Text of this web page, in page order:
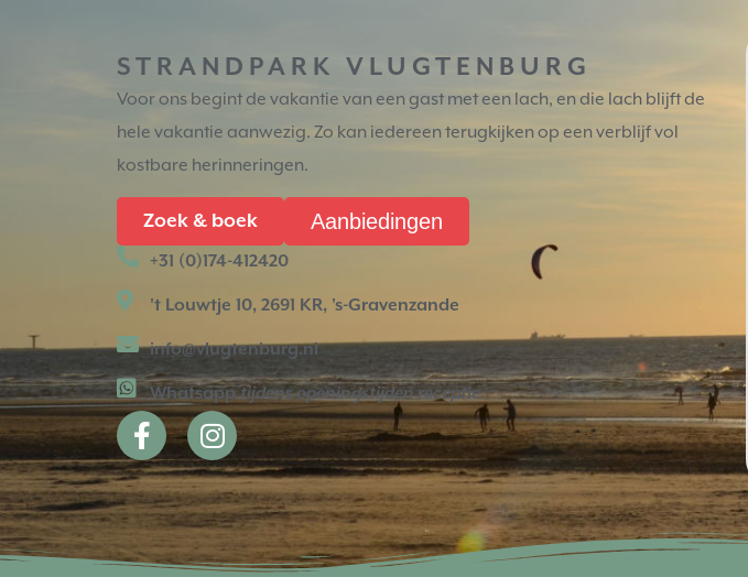
STRANDPARK VLUGTENBURG
Voor ons begint de vakantie van een gast met een lach, en die lach blijft de
hele vakantie aanwezig. Zo kan iedereen terugkijken op een verblijf vol
kostbare herinneringen.
Zoek & boek Aanbiedingen
+31 (0)174-412420
't Louwtje 10, 2691 KR, 's-Gravenzande
info@vlugtenburg.nl
Whatsapptijdens openingstijden receptie